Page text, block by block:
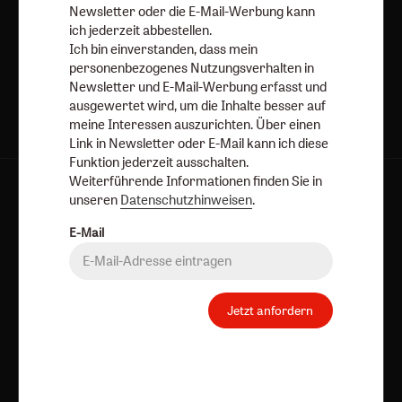
AGB und Widerrufsbelehrung
Newsletter oder die E-Mail-Werbung kann
ich jederzeit abbestellen.
Ich bin einverstanden, dass mein
personenbezogenes Nutzungsverhalten in
Newsletter und E-Mail-Werbung erfasst und
ausgewertet wird, um die Inhalte besser auf
meine Interessen auszurichten. Über einen
Link in Newsletter oder E-Mail kann ich diese
Funktion jederzeit ausschalten.
Weiterführende Informationen finden Sie in
unseren Datenschutzhinweisen.
E-Mail
Jetzt anfordern